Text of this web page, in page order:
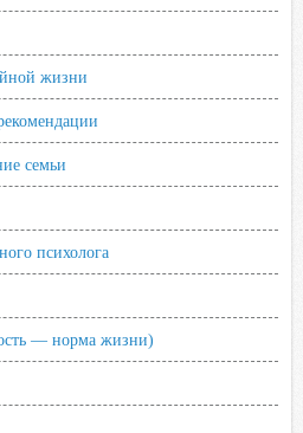
жизни
семьи
психолога
— норма жизни)